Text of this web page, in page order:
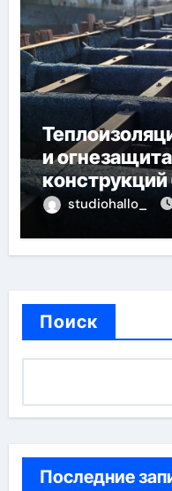
и
волокном
studiohallo_
Поиск
Последние